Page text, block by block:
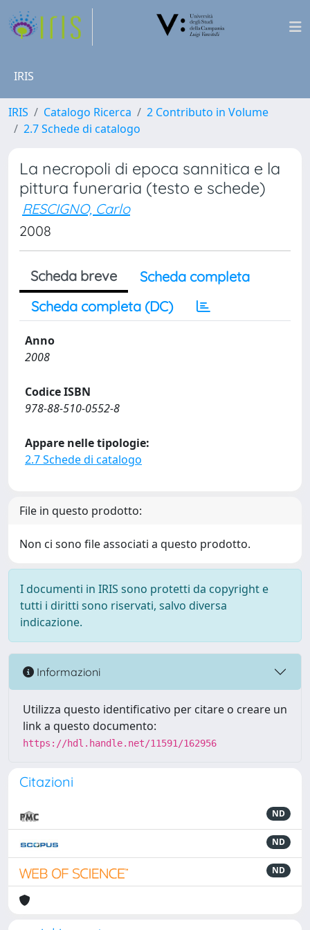
IRIS
IRIS Catalogo Ricerca
2 Contributo in Volume
2.7 Schede di catalogo
La necropoli di epoca sannitica e la
pittura funeraria (testo e schede)
RESCIGNO, Carlo
2008
Scheda breve
Scheda completa
Scheda completa (DC)
Anno
2008
Codice ISBN
978-88-510-0552-8
Appare nelle tipologie:
2.7 Schede di catalogo
File in questo prodotto:
Non ci sono file associati a questo prodotto.
I documenti in IRIS sono protetti da copyright e
tutti i diritti sono riservati, salvo diversa
indicazione.
Informazioni
Utilizza questo identificativo per citare o creare un
link a questo documento:
https://hdl.handle.net/11591/162956
Citazioni
ND
ND
ND